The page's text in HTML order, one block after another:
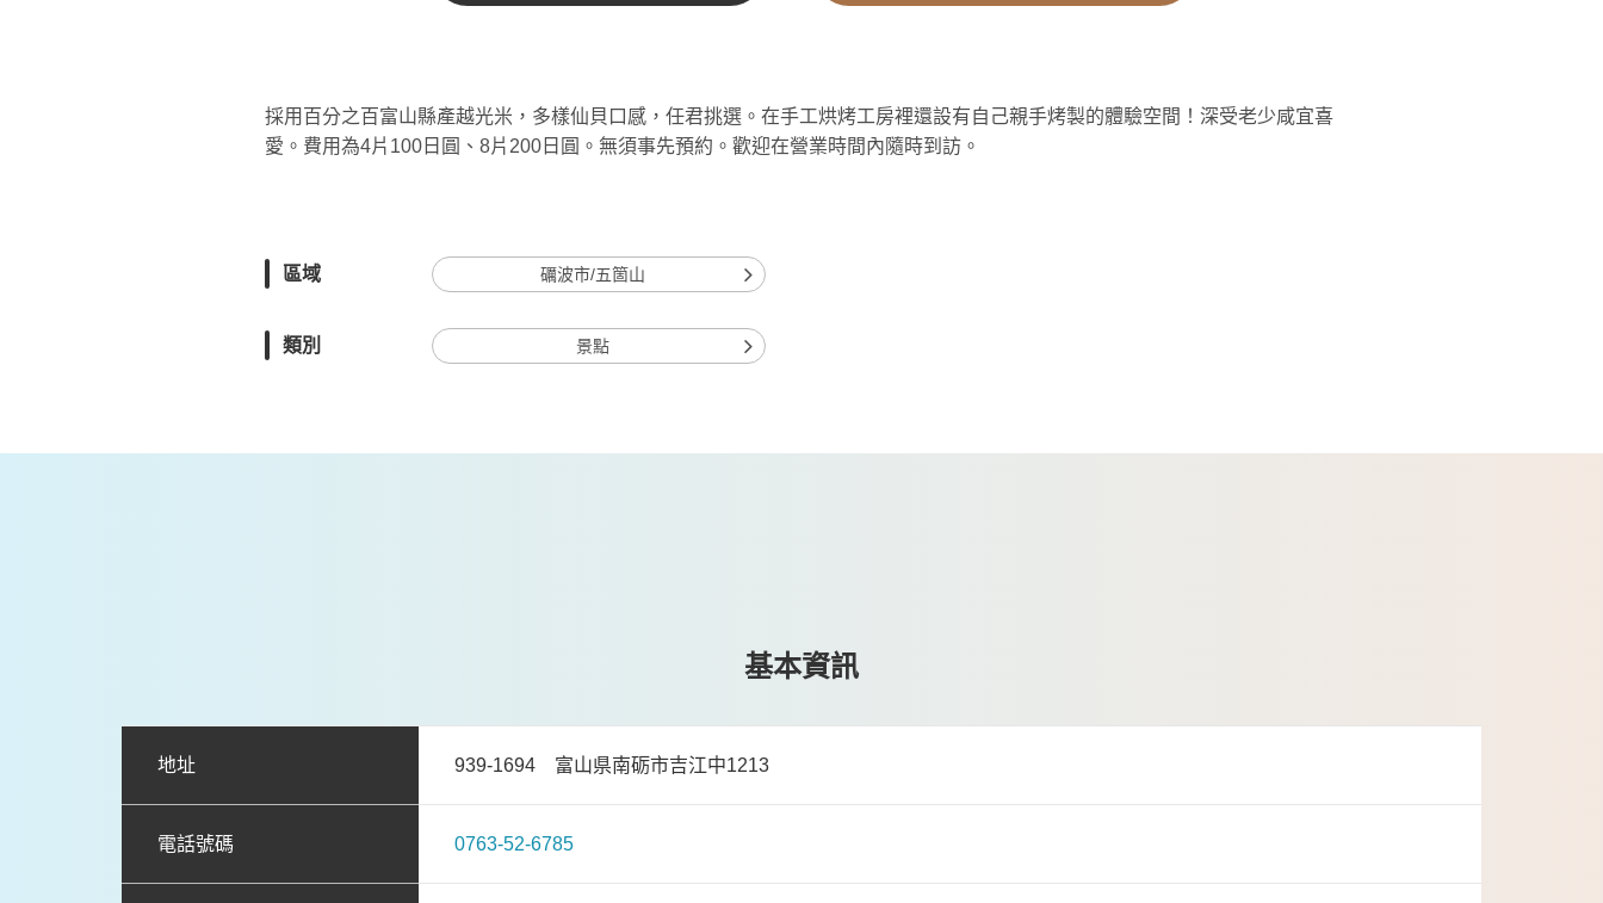
採用百分之百富山縣產越光米，多樣仙貝口感，任君挑選。在手工烘烤工房裡還設有自己親手烤製的體驗空間！深受老少咸宜喜
愛。費用為4片100日圓、8片200日圓。無須事先預約。歡迎在營業時間內隨時到訪。
區域 礪波市/五箇山
類別 景點
基本資訊
地址 939-1694 富山県南砺市吉江中1213
電話號碼 0763-52-6785